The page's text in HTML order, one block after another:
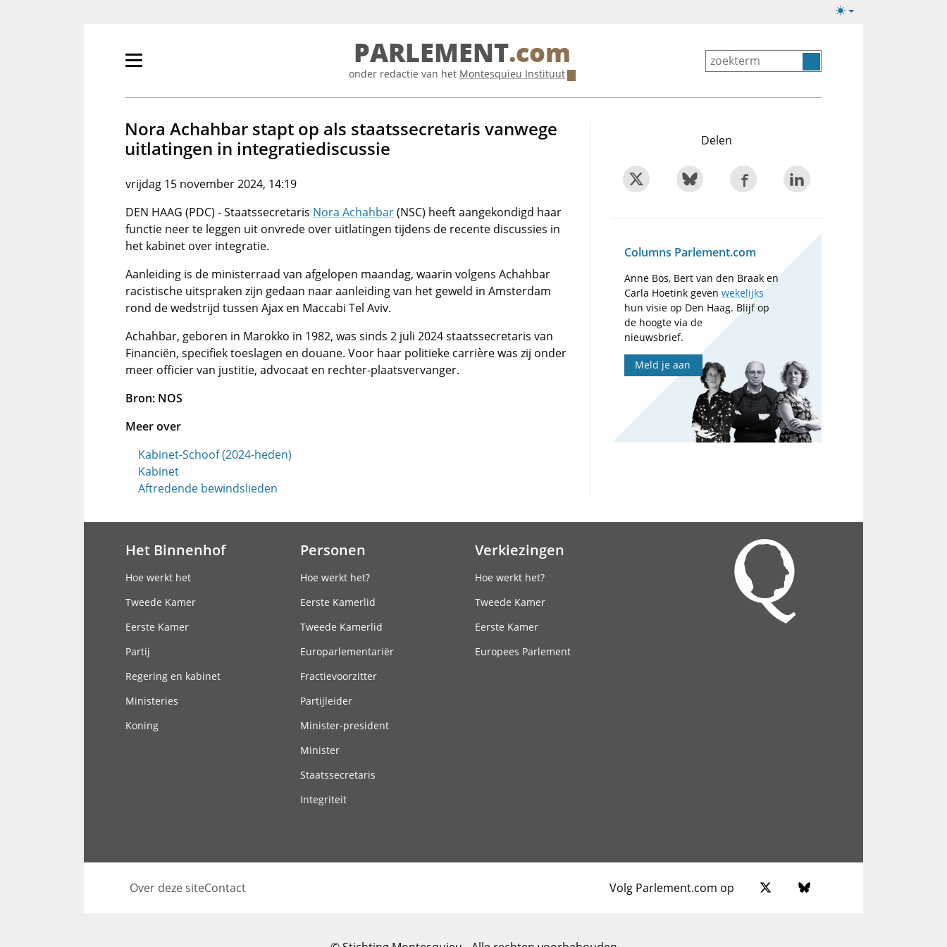
Lichte/donkere
Primair
tonen/verbergen
PARLEMENT.com
onder redactie van het Montesquieu Instituut
Nora Achahbar stapt op als staatssecretaris vanwege
uitlatingen in integratiediscussie
vrijdag 15 november 2024, 14:19
DEN HAAG (PDC) - Staatssecretaris Nora Achahbar(NSC) heeft aangekondigd haar
functie neer te leggen uit onvrede over uitlatingen tijdens de recente discussies in
het kabinet over integratie.
Aanleiding is de ministerraad van afgelopen maandag, waarin volgens Achahbar
racistische uitspraken zijn gedaan naar aanleiding van het geweld in Amsterdam
rond de wedstrijd tussen Ajax en Maccabi Tel Aviv.
Achahbar, geboren in Marokko in 1982, was sinds 2 juli 2024 staatssecretaris van
Financiën, specifiek toeslagen en douane. Voor haar politieke carrière was zij onder
meer officier van justitie, advocaat en rechter-plaatsvervanger.
Bron: NOS
Meer over
Kabinet-Schoof (2024-heden)
Kabinet
Aftredende bewindslieden
Delen
Columns Parlement.com
Anne Bos, Bert van den Braak en
Carla Hoetink gevenwekelijks
hun visie op Den Haag. Blijf op
de hoogte via de
nieuwsbrief.
Meld je aan
Het Binnenhof
Hoe werkt het
Tweede Kamer
Eerste Kamer
Partij
Regering en kabinet
Ministeries
Koning
Personen
Hoe werkt het?
Eerste Kamerlid
Tweede Kamerlid
Europarlementariër
Fractievoorzitter
Partijleider
Minister-president
Minister
Staatssecretaris
Integriteit
Verkiezingen
Hoe werkt het?
Tweede Kamer
Eerste Kamer
Europees Parlement
Over deze siteContact Volg Parlement.com op